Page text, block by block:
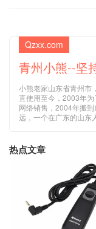
Qzxx.com
青州小熊--坚
小熊老家山东省青州市
直使用至今，2003年
网络销售，2004年搬
远，一个在广东的山东
热点文章